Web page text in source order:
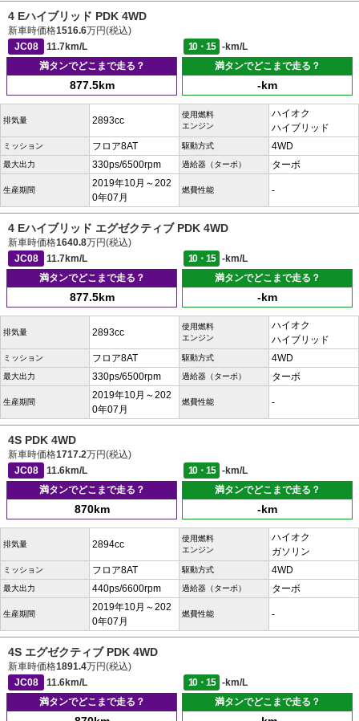
4 Eハイブリッド PDK 4WD
新車時価格1516.6万円(税込)
JC08
11.7km/L 10・15
-km/L
満タンでどこまで走る？
877.5km
満タンでどこまで走る？
-km
排気量 2893cc
使用燃料
エンジン
ハイオク
ハイブリッド
ミッション フロア8AT 駆動方式 4WD
最大出力 330ps/6500rpm 過給器（ターボ） ターボ
生産期間
2019年10月～202
0年07月
燃費性能 -
4 Eハイブリッド エグゼクティブ PDK 4WD
新車時価格1640.8万円(税込)
JC08
11.7km/L 10・15
-km/L
満タンでどこまで走る？
877.5km
満タンでどこまで走る？
-km
排気量 2893cc
使用燃料
エンジン
ハイオク
ハイブリッド
ミッション フロア8AT 駆動方式 4WD
最大出力 330ps/6500rpm 過給器（ターボ） ターボ
生産期間
2019年10月～202
0年07月
燃費性能 -
4S PDK 4WD
新車時価格1717.2万円(税込)
JC08
11.6km/L 10・15
-km/L
満タンでどこまで走る？
870km
満タンでどこまで走る？
-km
排気量 2894cc
使用燃料
エンジン
ハイオク
ガソリン
ミッション フロア8AT 駆動方式 4WD
最大出力 440ps/6600rpm 過給器（ターボ） ターボ
生産期間
2019年10月～202
0年07月
燃費性能 -
4S エグゼクティブ PDK 4WD
新車時価格1891.4万円(税込)
JC08
11.6km/L 10・15
-km/L
満タンでどこまで走る？
満タンでどこまで走る？